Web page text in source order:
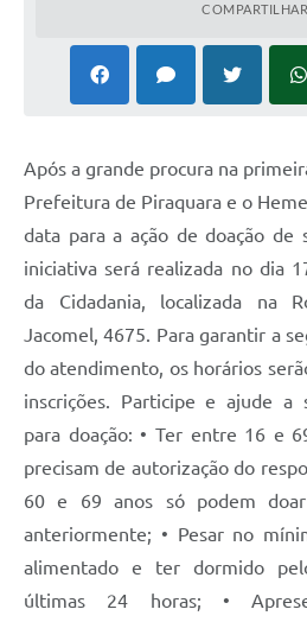
COMPARTILHAR
Após a grande procura na
Prefeitura de Piraquara e o
data para a ação de doação de
iniciativa será realizada no dia
da Cidadania, localizada na
Jacomel, 4675. Para garantir a
do atendimento, os horários
inscrições. Participe e ajude a
para doação: • Ter entre 16 e
precisam de autorização do
60 e 69 anos só podem
anteriormente; • Pesar no
alimentado e ter dormido
últimas 24 horas; •